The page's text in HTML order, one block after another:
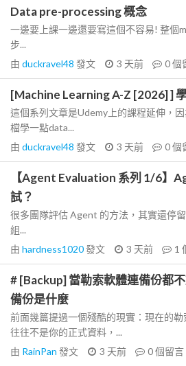
Data pre-processing 概念
一邊要上課一邊還要寫這個不容易! 整個
步...
由 duckravel48 發文 3 天前 0個
[Machine Learning A-Z [2026] ]
這個系列文章是Udemy上的課程延伸，
檔學一點data...
由 duckravel48 發文 3 天前 0個
【Agent Evaluation 系列 1/6】
試？
很多團隊評估 Agent 的方法，其實還停
組...
由 hardness1020發文 3 天前 1
# [Backup] 當勒索軟體連備份都
備份是什麼
前面幾篇提過一個殘酷的現實：現在的
往往不是你的正式資料，...
由 RainPan 發文 3 天前 0個留言